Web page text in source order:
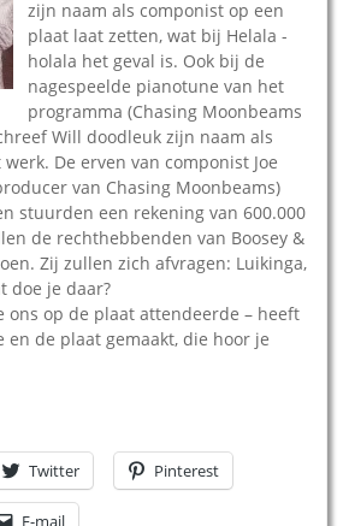
zijn naam als componist op een
plaat laat zetten, wat bij Helala -
holala het geval is. Ook bij de
nagespeelde pianotune van het
programma (Chasing Moonbeams
Will doodleuk zijn naam als
De erven van componist Joe
van Chasing Moonbeams)
stuurden een rekening van 600.000
de rechthebbenden van Boosey &
Zij zullen zich afvragen: Luikinga,
doe je daar?
ons op de plaat attendeerde – heeft
en de plaat gemaakt, die hoor je
Twitter Pinterest
E-mail